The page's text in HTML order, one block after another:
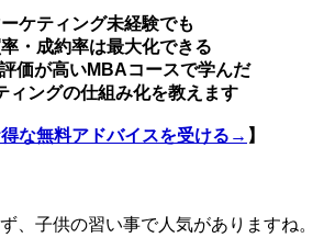
ケティング未経験でも
・成約率は最大化できる
価が高いMBAコースで学んだ
ィングの仕組み化を教えます
な無料アドバイスを受ける→ 】
、子供の習い事で人気がありますね。